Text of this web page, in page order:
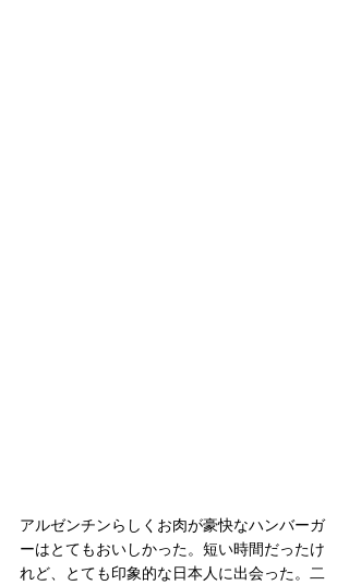
アルゼンチンらしくお肉が豪快なハンバーガ
ーはとてもおいしかった。短い時間だったけ
れど、とても印象的な日本人に出会った。二